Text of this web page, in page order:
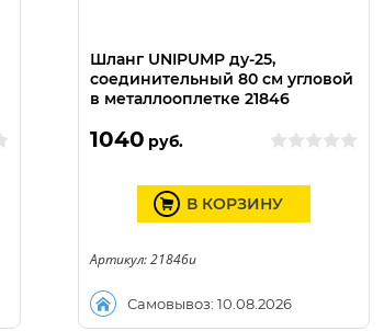
Шланг UNIPUMP ду-25,
соединительный 80 см угловой
в металлооплетке 21846
1040 руб.
Самовывоз: 10.08.2026
В КОРЗИНУ
Артикул: 21846u